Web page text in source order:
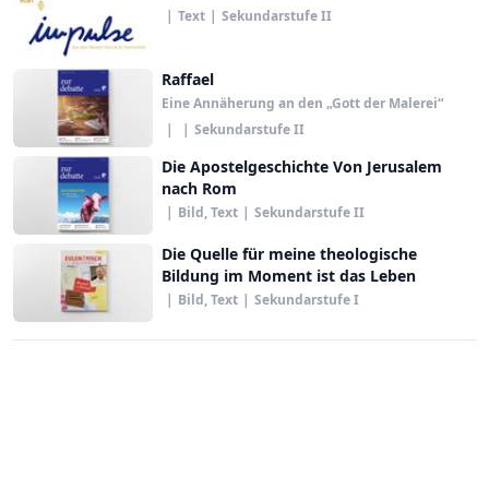
| Text | Sekundarstufe II
Raffael
Eine Annäherung an den „Gott der Malerei“
|
| Sekundarstufe II
Die Apostelgeschichte Von Jerusalem
nach Rom
| Bild, Text | Sekundarstufe II
Die Quelle für meine theologische
Bildung im Moment ist das Leben
| Bild, Text | Sekundarstufe I